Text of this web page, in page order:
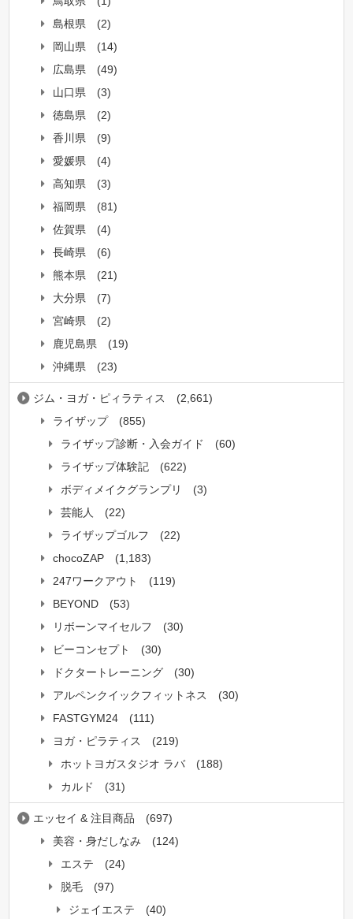
島根県
(2)
岡山県
(14)
広島県
(49)
山口県
(3)
徳島県
(2)
香川県
(9)
愛媛県
(4)
高知県
(3)
福岡県
(81)
佐賀県
(4)
長崎県
(6)
熊本県
(21)
大分県
(7)
宮崎県
(2)
鹿児島県
(19)
沖縄県
(23)
ジム・ヨガ・ピィラティス
(2,661)
ライザップ
(855)
ライザップ診断・入会ガイド
(60)
ライザップ体験記
(622)
ボディメイクグランプリ
(3)
芸能人
(22)
ライザップゴルフ
(22)
chocoZAP
(1,183)
247ワークアウト
(119)
BEYOND
(53)
リボーンマイセルフ
(30)
ビーコンセプト
(30)
ドクタートレーニング
(30)
アルペンクイックフィットネス
(30)
FASTGYM24
(111)
ヨガ・ピラティス
(219)
ホットヨガスタジオ ラバ
(188)
カルド
(31)
エッセイ & 注目商品
(697)
美容・身だしなみ
(124)
エステ
(24)
脱毛
(97)
ジェイエステ
(40)